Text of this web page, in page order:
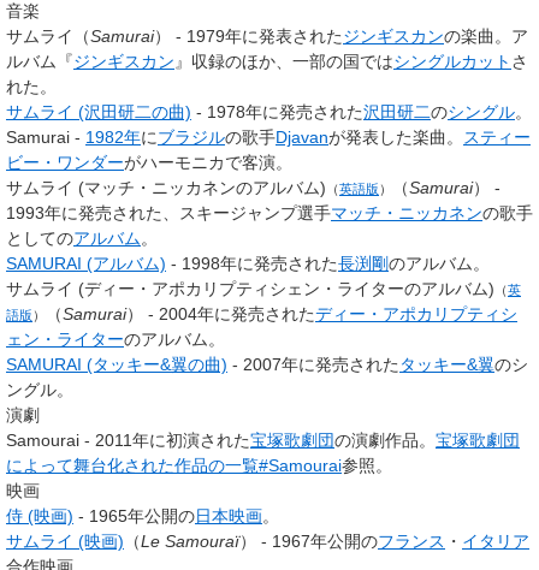
音楽
サムライ（Samurai） - 1979年に発表されたジンギスカンの楽曲。ア
ルバム『ジンギスカン』収録のほか、一部の国ではシングルカット さ
れた。
サムライ (沢田研二の曲) - 1978年に発売された沢田研二のシングル。
Samurai - 1982年にブラジルの歌手Djavanが発表した楽曲。 スティー
ビー・ワンダーがハーモニカで客演。
サムライ (マッチ・ニッカネンのアルバム) （英語版 ） （Samurai） -
1993年に発売された、スキージャンプ選手マッチ・ニッカネンの歌手
としてのアルバム。
SAMURAI (アルバム) - 1998年に発売された長渕剛のアルバム。
サムライ (ディー・アポカリプティシェン・ライターのアルバム) （英
語版 ） （Samurai） - 2004年に発売されたディー・アポカリプティシ
ェン・ライターのアルバム。
SAMURAI (タッキー&翼の曲) - 2007年に発売された タッキー&翼のシ
ングル。
演劇
Samourai - 2011年に初演された宝塚歌劇団の演劇作品。 宝塚歌劇団
によって舞台化された作品の一覧#Samourai参照。
映画
侍 (映画) - 1965年公開の日本映画。
サムライ (映画) （Le Samouraï） - 1967年公開のフランス ・ イタリア